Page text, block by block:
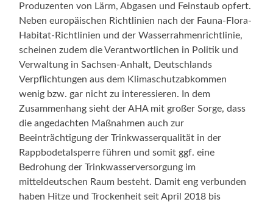
Produzenten von Lärm, Abgasen und Feinstaub opfert.
Neben europäischen Richtlinien nach der Fauna-Flora-
Habitat-Richtlinien und der Wasserrahmenrichtlinie,
scheinen zudem die Verantwortlichen in Politik und
Verwaltung in Sachsen-Anhalt, Deutschlands
Verpflichtungen aus dem Klimaschutzabkommen
wenig bzw. gar nicht zu interessieren. In dem
Zusammenhang sieht der AHA mit großer Sorge, dass
die angedachten Maßnahmen auch zur
Beeinträchtigung der Trinkwasserqualität in der
Rappbodetalsperre führen und somit ggf. eine
Bedrohung der Trinkwasserversorgung im
mitteldeutschen Raum besteht. Damit eng verbunden
haben Hitze und Trockenheit seit April 2018 bis